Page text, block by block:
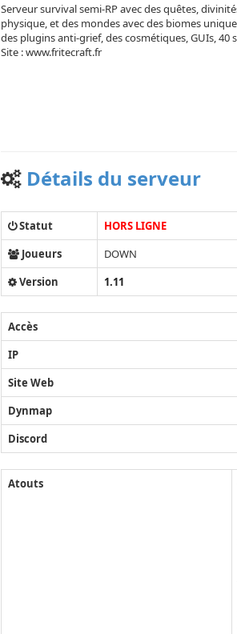
Serveur survival semi-RP avec des quêtes,
physique, et des mondes avec des biomes
des plugins anti-grief, des cosmétiques, GUIs, 40
Site : www.fritecraft.fr
Détails du serveur
Statut
HORS LIGNE
Joueurs
DOWN
Version
1.11
Accès
IP
Site Web
Dynmap
Discord
Atouts